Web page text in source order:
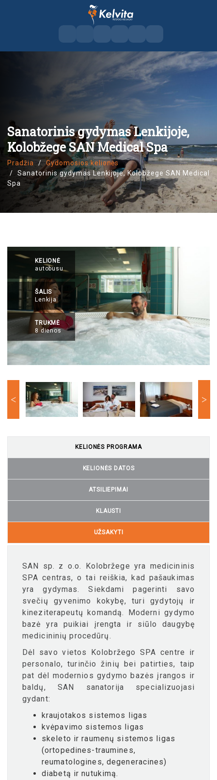
Sanatorinis gydymas Lenkijoje,
Kolobžege SAN Medical Spa
Pradžia
Gydomosios kelionės
Sanatorinis gydymas Lenkijoje, Kolobžege SAN Medical
Spa
Previous
KELIONĖ
autobusu
ŠALIS
Lenkija
TRUKMĖ
8 dienos
KELIONĖS PROGRAMA
KELIONĖS DATOS
ATSILIEPIMAI
KLAUSTI
UŽSAKYTI
SAN sp. z o.o. Kolobržege yra medicininis
SPA centras, o tai reiškia, kad pašaukimas
yra gydymas. Siekdami pagerinti savo
svečių gyvenimo kokybę, turi gydytojų ir
kineziterapeutų komandą. Moderni gydymo
bazė yra puikiai įrengta ir siūlo daugybę
medicininių procedūrų.
Dėl savo vietos Kolobržego SPA centre ir
personalo, turinčio žinių bei patirties, taip
pat dėl ​​modernios gydymo bazės įrangos ir
baldų, SAN sanatorija specializuojasi
gydant:
kraujotakos sistemos ligas
kvėpavimo sistemos ligas
skeleto ir raumenų sistemos ligas
(ortopedines-traumines,
reumatologines, degeneracines)
diabetą ir nutukimą.